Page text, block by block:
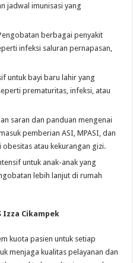
jadwal imunisasi yang
berbagai penyakit
infeksi saluran pernapasan,
untuk bayi baru lahir yang
prematuritas, infeksi, atau
saran dan panduan mengenai
pemberian ASI, MPASI, dan
atau kekurangan gizi.
untuk anak-anak yang
lebih lanjut di rumah
Izza Cikampek
kuota pasien untuk setiap
menjaga kualitas pelayanan dan